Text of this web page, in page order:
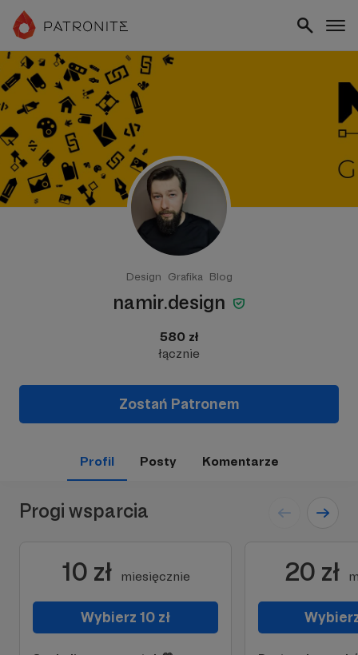
Design Grafika Blog
namir.design
580 zł
łącznie
Zostań Patronem
Profil Posty Komentarze
Progi wsparcia
10 zł miesięcznie
Wybierz 10 zł
20 zł